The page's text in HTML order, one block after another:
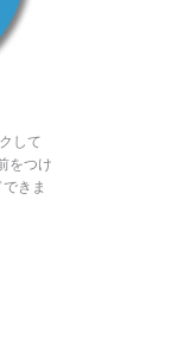
して
をつけ
きま